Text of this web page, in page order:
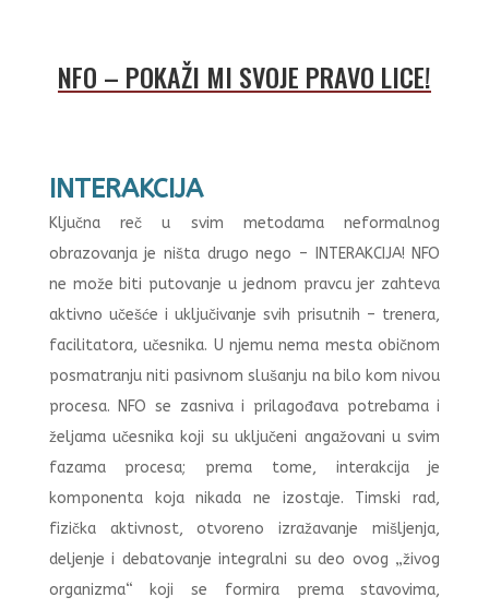
NFO – POKAŽI MI SVOJE PRAVO LICE!
INTERAKCIJA
Ključna reč u svim metodama neformalnog
obrazovanja je ništa drugo nego – INTERAKCIJA! NFO
ne može biti putovanje u jednom pravcu jer zahteva
aktivno učešće i uključivanje svih prisutnih – trenera,
facilitatora, učesnika. U njemu nema mesta običnom
posmatranju niti pasivnom slušanju na bilo kom nivou
procesa. NFO se zasniva i prilagođava potrebama i
željama učesnika koji su uključeni angažovani u svim
fazama procesa; prema tome, interakcija je
komponenta koja nikada ne izostaje. Timski rad,
fizička aktivnost, otvoreno izražavanje mišljenja,
deljenje i debatovanje integralni su deo ovog „živog
organizma“ koji se formira prema stavovima,